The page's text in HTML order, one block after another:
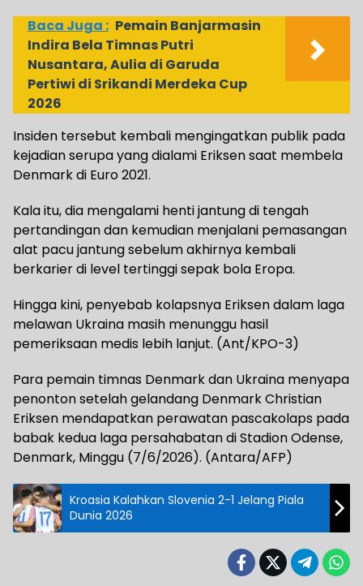
Baca Juga : Pemain Banjarmasin
Indira Bela Timnas Putri
Nusantara, Aulia di Garuda
Pertiwi di Srikandi Merdeka Cup
2026
Insiden tersebut kembali mengingatkan publik pada
kejadian serupa yang dialami Eriksen saat membela
Denmark di Euro 2021.
Kala itu, dia mengalami henti jantung di tengah
pertandingan dan kemudian menjalani pemasangan
alat pacu jantung sebelum akhirnya kembali
berkarier di level tertinggi sepak bola Eropa.
Hingga kini, penyebab kolapsnya Eriksen dalam laga
melawan Ukraina masih menunggu hasil
pemeriksaan medis lebih lanjut. (Ant/KPO-3)
Para pemain timnas Denmark dan Ukraina menyapa
penonton setelah gelandang Denmark Christian
Eriksen mendapatkan perawatan pascakolaps pada
babak kedua laga persahabatan di Stadion Odense,
Denmark, Minggu (7/6/2026). (Antara/AFP)
Kroasia Kalahkan Slovenia 2-1 Jelang Piala
Dunia 2026